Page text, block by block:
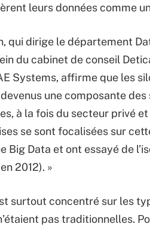
leurs données comme
qui dirige le département
du cabinet de conseil
Systems, affirme que les
une composante
à la fois du secteur privé
se sont focalisées sur
Big Data et ont essayé de
2012). »
surtout concentré sur les
pas traditionnelles.